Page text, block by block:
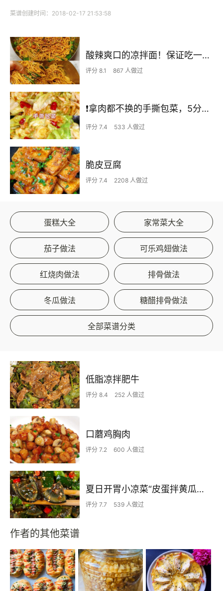
菜谱创建时间：2018-02-17 21:53:58
酸辣爽口的凉拌面！保证吃一次就上瘾
评分 8.1 867 人做过
❗拿肉都不换的手撕包菜，5分钟快手家常菜🔥
评分 7.4 533 人做过
脆皮豆腐
评分 7.4 2208 人做过
蛋糕大全 家常菜大全
茄子做法 可乐鸡翅做法
红烧肉做法 排骨做法
冬瓜做法 糖醋排骨做法
全部菜谱分类
低脂凉拌肥牛
评分 8.4 252 人做过
口蘑鸡胸肉
评分 7.2 600 人做过
夏日开胃小凉菜“皮蛋拌黄瓜🥒”开胃减脂
评分 7.7 539 人做过
作者的其他菜谱